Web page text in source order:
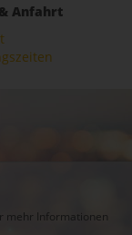
Anfahrt
mehr Informationen